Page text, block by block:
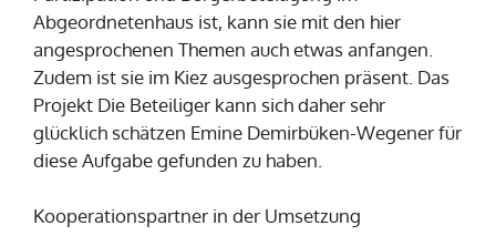
Abgeordnetenhaus ist, kann sie mit den hier
angesprochenen Themen auch etwas anfangen.
Zudem ist sie im Kiez ausgesprochen präsent. Das
Projekt Die Beteiliger kann sich daher sehr
glücklich schätzen Emine Demirbüken-Wegener für
diese Aufgabe gefunden zu haben.
Kooperationspartner in der Umsetzung